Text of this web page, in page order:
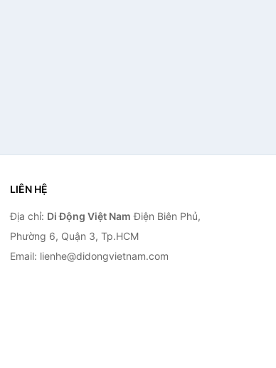
LIÊN HỆ
Địa chỉ: Di Động Việt Nam Điện Biên Phủ,
Phường 6, Quận 3, Tp.HCM
Email: lienhe@didongvietnam.com